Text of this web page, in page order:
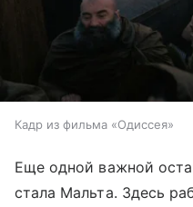
Кадр из фильма «Одиссея»
Еще одной важной
стала Мальта. Здесь